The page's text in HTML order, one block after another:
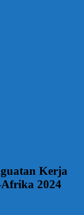
Kerja
Afrika 2024